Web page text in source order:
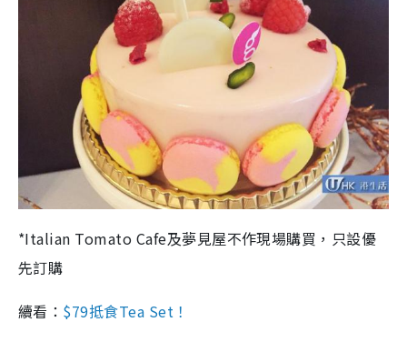
*Italian Tomato Cafe及夢見屋不作現場購買，只設優
先訂購
續看： $79抵食Tea Set！